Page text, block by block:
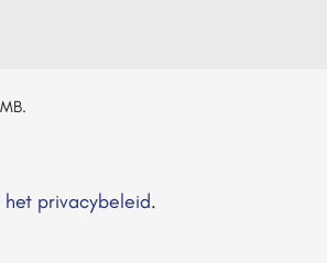
het privacybeleid.